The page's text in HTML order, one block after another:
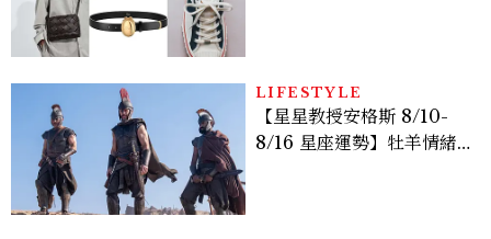
LIFESTYLE
【星星教授安格斯 8/10-
8/16 星座運勢】牡羊情緒